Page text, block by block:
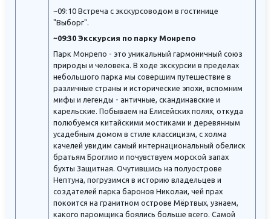
~09:10 Встреча с экскурсоводом в гостинице
"Выборг".
~09:30 Экскурсия по парку Монрепо
Парк Монрепо - это уникальный гармоничный союз
природы и человека. В ходе экскурсии в пределах
небольшого парка мы совершим путешествие в
различные страны и исторические эпохи, вспомним
мифы и легенды - античные, скандинавские и
карельские. Побываем на Елисейских полях, откуда
полюбуемся китайскими мостиками и деревянным
усадебным домом в стиле классицизм, с холма
качелей увидим самый интернациональный обелиск
братьям Броглио и почувствуем морской запах
бухты Защитная. Очутившись на полуострове
Нептуна, погрузимся в историю владельцев и
создателей парка баронов Николаи, чей прах
покоится на гранитном острове Мёртвых, узнаем,
какого паромщика боялись больше всего. Самой